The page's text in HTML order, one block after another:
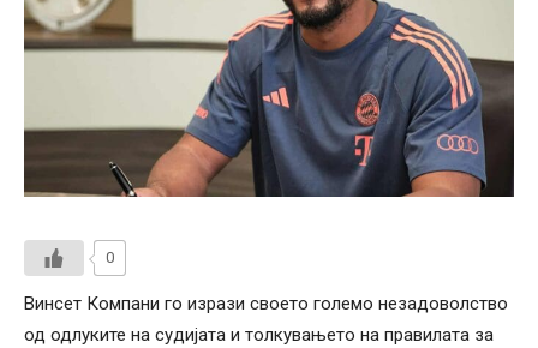
0
Винсет Компани го изрази своето големо незадоволство
од одлуките на судијата и толкувањето на правилата за